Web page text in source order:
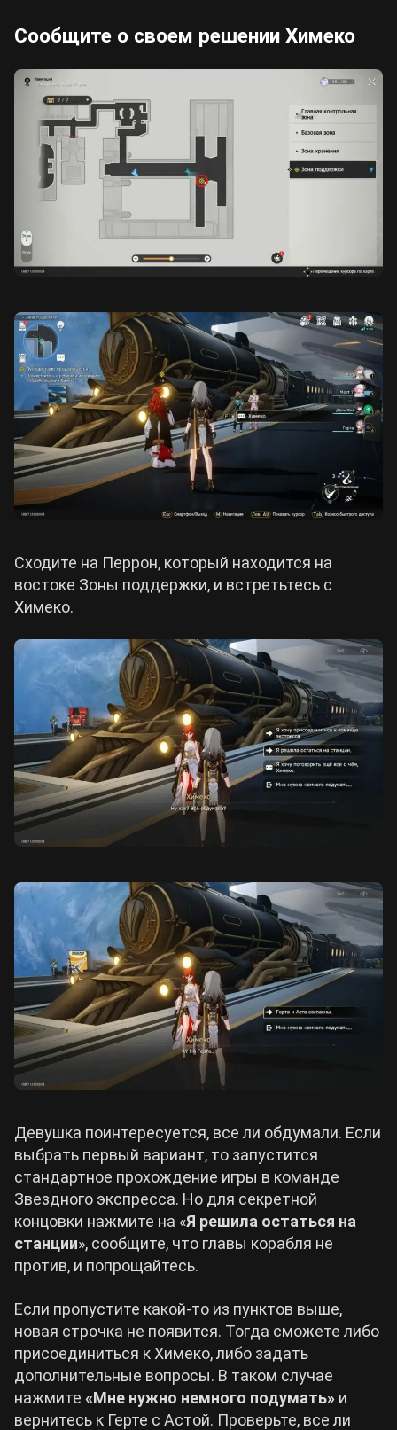
Сообщите о своем решении Химеко
Сходите на Перрон, который находится на
востоке Зоны поддержки, и встретьтесь с
Химеко.
Девушка поинтересуется, все ли обдумали. Если
выбрать первый вариант, то запустится
стандартное прохождение игры в команде
Звездного экспресса. Но для секретной
концовки нажмите на «Я решила остаться на
станции», сообщите, что главы корабля не
против, и попрощайтесь.
Если пропустите какой-то из пунктов выше,
новая строчка не появится. Тогда сможете либо
присоединиться к Химеко, либо задать
дополнительные вопросы. В таком случае
нажмите «Мне нужно немного подумать» и
вернитесь к Герте с Астой. Проверьте, все ли